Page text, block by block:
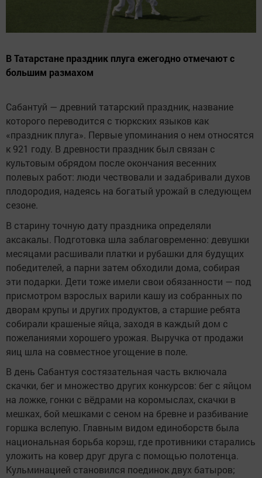
В Татарстане праздник плуга ежегодно отмечают с
большим размахом
Сабантуй — древний татарский праздник, название
которого переводится с тюркских языков как
«праздник плуга». Первые упоминания о нем относятся
к 921 году. В древности праздник был связан с
культовым обрядом после окончания весенних
полевых работ: люди чествовали и задабривали духов
плодородия, надеясь на богатый урожай в следующем
сезоне.
В старину точную дату праздника определяли
аксакалы. Подготовка шла заблаговременно: девушки
месяцами расшивали платки и рубашки для будущих
победителей, а парни затем обходили дома, собирая
эти подарки. Дети тоже имели свои обязанности — под
присмотром взрослых варили кашу из собранных по
дворам крупы и других продуктов, а старшие ребята
собирали крашеные яйца, заходя в каждый дом с
пожеланиями хорошего урожая. Выручка от продажи
яиц шла на совместное угощение в поле.
В день Сабантуя состязательная часть включала
скачки, бег и множество других конкурсов: бег с яйцом
на ложке, гонки с вёдрами на коромыслах, скачки в
мешках, бой мешками с сеном на бревне и разбивание
горшка вслепую. Главным видом единоборств была
национальная борьба корэш, где противники старались
уложить на ковер друг друга с помощью полотенца.
Кульминацией становился поединок двух батыров;